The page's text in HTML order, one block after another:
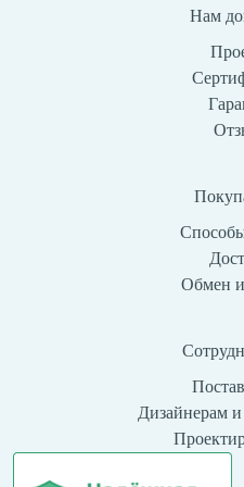
Нам
Обмен и
Дизайнерам